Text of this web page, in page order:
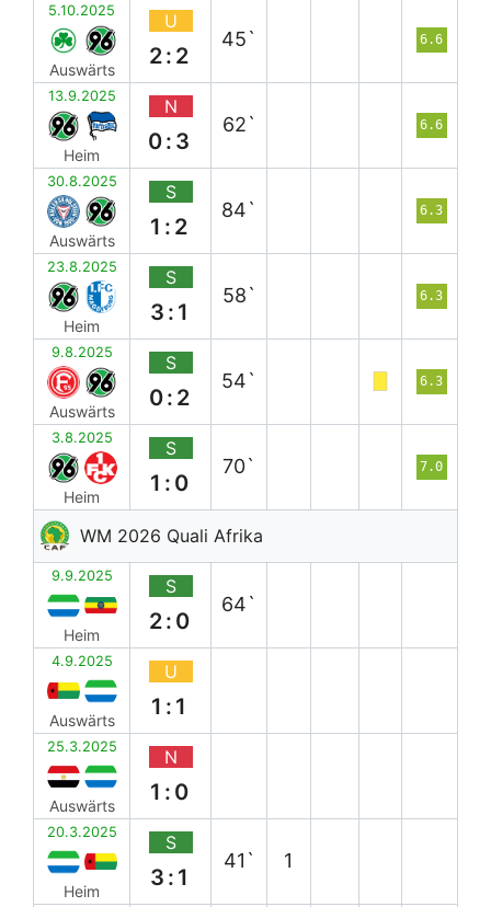
5.10.2025
Auswärts
U
2:2
45` 6.6
13.9.2025
Heim
N
0:3
62` 6.6
30.8.2025
Auswärts
S
1:2
84` 6.3
23.8.2025
Heim
S
3:1
58` 6.3
9.8.2025
Auswärts
S
0:2
54` 6.3
3.8.2025
Heim
S
1:0
70` 7.0
WM 2026 Quali Afrika
9.9.2025
Heim
S
2:0
64`
4.9.2025
Auswärts
U
1:1
25.3.2025
Auswärts
N
1:0
20.3.2025
Heim
S
3:1
41` 1